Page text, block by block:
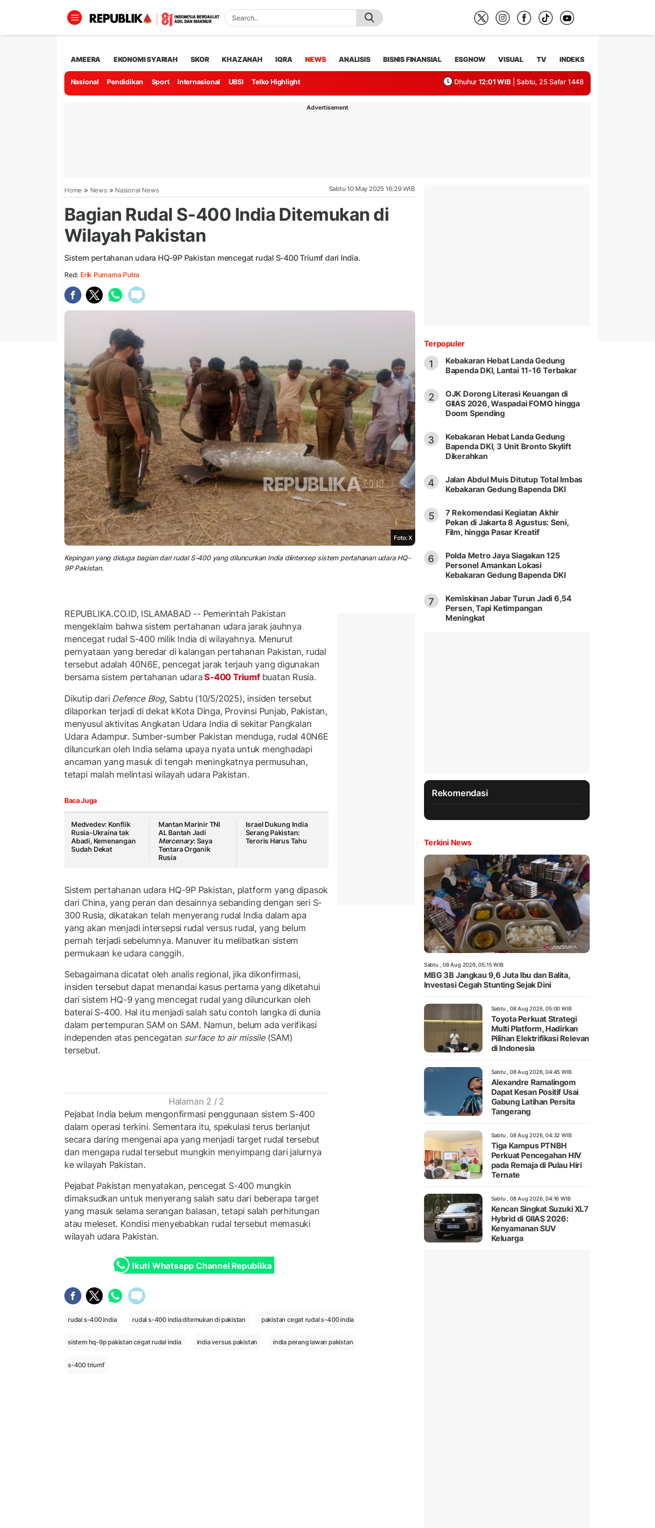
AMEERA EKONOMI SYARIAH SKOR KHAZANAH IQRA NEWS ANALISIS BISNIS FINANSIAL ESGNOW VISUAL TV INDEKS
Nasional Pendidikan Sport Internasional UBSI Telko Highlight Dhuhur 12:01 WIB | Sabtu, 25 Safar 1448
Advertisement
Home > News > Nasional News Sabtu 10 May 2025 16:29 WIB
Bagian Rudal S-400 India Ditemukan di
Wilayah Pakistan
Sistem pertahanan udara HQ-9P Pakistan mencegat rudal S-400 Triumf dari India.
Red: Erik Purnama Putra
Foto: X
Kepingan yang diduga bagian dari rudal S-400 yang diluncurkan India diintersep sistem pertahanan udara HQ-
9P Pakistan.
REPUBLIKA.CO.ID, ISLAMABAD -- Pemerintah Pakistan
mengeklaim bahwa sistem pertahanan udara jarak jauhnya
mencegat rudal S-400 milik India di wilayahnya. Menurut
pernyataan yang beredar di kalangan pertahanan Pakistan, rudal
tersebut adalah 40N6E, pencegat jarak terjauh yang digunakan
bersama sistem pertahanan udaraS-400 Triumf buatan Rusia.
Dikutip dari Defence Blog, Sabtu (10/5/2025), insiden tersebut
dilaporkan terjadi di dekat kKota Dinga, Provinsi Punjab, Pakistan,
menyusul aktivitas Angkatan Udara India di sekitar Pangkalan
Udara Adampur. Sumber-sumber Pakistan menduga, rudal 40N6E
diluncurkan oleh India selama upaya nyata untuk menghadapi
ancaman yang masuk di tengah meningkatnya permusuhan,
tetapi malah melintasi wilayah udara Pakistan.
Baca Juga
Medvedev: Konflik
Rusia-Ukraina tak
Abadi, Kemenangan
Sudah Dekat
Mantan Marinir TNI
AL Bantah Jadi
Mercenary: Saya
Tentara Organik
Rusia
Israel Dukung India
Serang Pakistan:
Teroris Harus Tahu
Sistem pertahanan udara HQ-9P Pakistan, platform yang dipasok
dari China, yang peran dan desainnya sebanding dengan seri S-
300 Rusia, dikatakan telah menyerang rudal India dalam apa
yang akan menjadi intersepsi rudal versus rudal, yang belum
pernah terjadi sebelumnya. Manuver itu melibatkan sistem
permukaan ke udara canggih.
Sebagaimana dicatat oleh analis regional, jika dikonfirmasi,
insiden tersebut dapat menandai kasus pertama yang diketahui
dari sistem HQ-9 yang mencegat rudal yang diluncurkan oleh
baterai S-400. Hal itu menjadi salah satu contoh langka di dunia
dalam pertempuran SAM on SAM. Namun, belum ada verifikasi
independen atas pencegatan surface to air missile(SAM)
tersebut.
Halaman 2 / 2
Pejabat India belum mengonfirmasi penggunaan sistem S-400
dalam operasi terkini. Sementara itu, spekulasi terus berlanjut
secara daring mengenai apa yang menjadi target rudal tersebut
dan mengapa rudal tersebut mungkin menyimpang dari jalurnya
ke wilayah Pakistan.
Pejabat Pakistan menyatakan, pencegat S-400 mungkin
dimaksudkan untuk menyerang salah satu dari beberapa target
yang masuk selama serangan balasan, tetapi salah perhitungan
atau meleset. Kondisi menyebabkan rudal tersebut memasuki
wilayah udara Pakistan.
Ikuti Whatsapp Channel Republika
rudal s-400 india rudal s-400 india ditemukan di pakistan pakistan cegat rudal s-400 india
sistem hq-9p pakistan cegat rudal india india versus pakistan india perang lawan pakistan
s-400 triumf
Terpopuler
1
Kebakaran Hebat Landa Gedung
Bapenda DKI, Lantai 11-16 Terbakar
2
OJK Dorong Literasi Keuangan di
GIIAS 2026, Waspadai FOMO hingga
Doom Spending
3
Kebakaran Hebat Landa Gedung
Bapenda DKI, 3 Unit Bronto Skylift
Dikerahkan
4
Jalan Abdul Muis Ditutup Total Imbas
Kebakaran Gedung Bapenda DKI
5
7 Rekomendasi Kegiatan Akhir
Pekan di Jakarta 8 Agustus: Seni,
Film, hingga Pasar Kreatif
6
Polda Metro Jaya Siagakan 125
Personel Amankan Lokasi
Kebakaran Gedung Bapenda DKI
7
Kemiskinan Jabar Turun Jadi 6,54
Persen, Tapi Ketimpangan
Meningkat
Rekomendasi
Terkini News
Sabtu , 08 Aug 2026, 05:15 WIB
MBG 3B Jangkau 9,6 Juta Ibu dan Balita,
Investasi Cegah Stunting Sejak Dini
Sabtu , 08 Aug 2026, 05:00 WIB
Toyota Perkuat Strategi
Multi Platform, Hadirkan
Pilihan Elektrifikasi Relevan
di Indonesia
Sabtu , 08 Aug 2026, 04:45 WIB
Alexandre Ramalingom
Dapat Kesan Positif Usai
Gabung Latihan Persita
Tangerang
Sabtu , 08 Aug 2026, 04:32 WIB
Tiga Kampus PTNBH
Perkuat Pencegahan HIV
pada Remaja di Pulau Hiri
Ternate
Sabtu , 08 Aug 2026, 04:16 WIB
Kencan Singkat Suzuki XL7
Hybrid di GIIAS 2026:
Kenyamanan SUV
Keluarga